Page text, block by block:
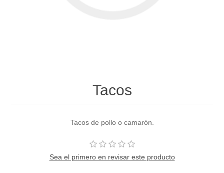
Tacos
Tacos de pollo o camarón.
Sea el primero en revisar este producto